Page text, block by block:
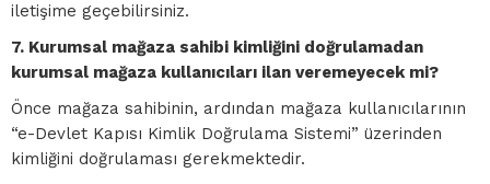
iletişime geçebilirsiniz.
7. Kurumsal mağaza sahibi kimliğini doğrulamadan
kurumsal mağaza kullanıcıları ilan veremeyecek mi?
Önce mağaza sahibinin, ardından mağaza kullanıcılarının
“e-Devlet Kapısı Kimlik Doğrulama Sistemi” üzerinden
kimliğini doğrulaması gerekmektedir.